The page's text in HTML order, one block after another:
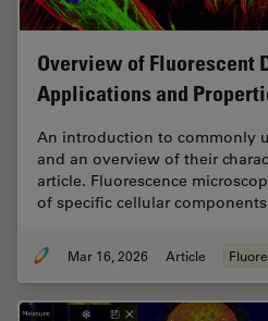
Overview of Fluorescent
Applications and
An introduction to commonly
and an overview of their
article. Fluorescence
of specific cellular
Mar 16, 2026 Article